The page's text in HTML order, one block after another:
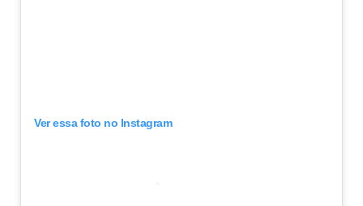
Ver essa foto no Instagram